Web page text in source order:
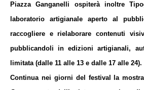
Piazza Ganganelli ospiterà inoltre
laboratorio artigianale aperto al
raccogliere e rielaborare contenuti
pubblicandoli in edizioni artigianali,
limitata (dalle 11 alle 13 e dalle 17 alle 24).
Continua nei giorni del festival la